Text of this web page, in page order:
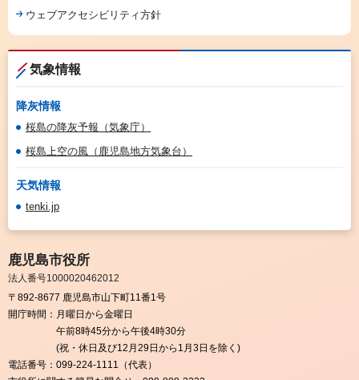
ウェブアクセシビリティ方針
気象情報
降灰情報
桜島の降灰予報（気象庁）
桜島上空の風（鹿児島地方気象台）
天気情報
tenki.jp
鹿児島市役所
法人番号1000020462012
〒892-8677 鹿児島市山下町11番1号
開庁時間： 月曜日から金曜日
午前8時45分から午後4時30分
(祝・休日及び12月29日から1月3日を除く)
電話番号： 099-224-1111（代表）